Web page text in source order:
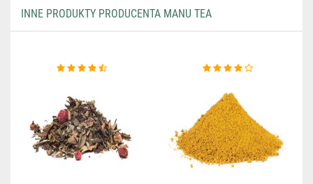
INNE PRODUKTY PRODUCENTA MANU TEA